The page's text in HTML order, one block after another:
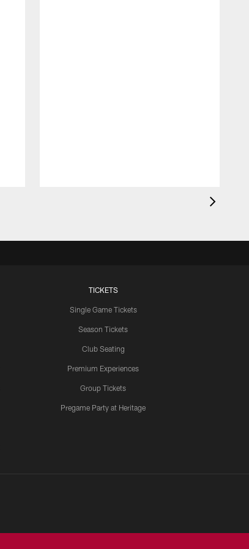
TICKETS
Single Game Tickets
Season Tickets
Club Seating
Premium Experiences
Group Tickets
Pregame Party at Heritage